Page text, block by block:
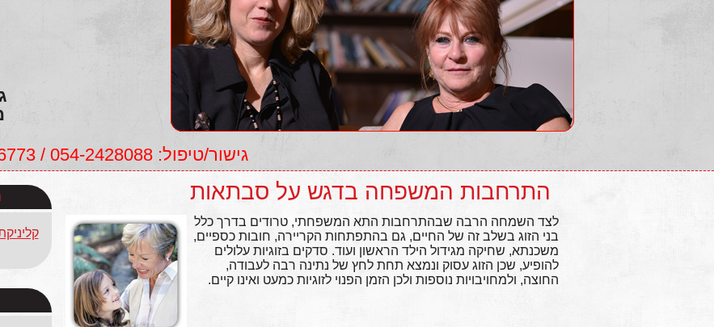
גישור/טיפול: 054-2428088 / 054-4956773, לימודים: 054-4768892
התרחבות המשפחה בדגש על סבתאות
לצד השמחה הרבה שבהתרחבות התא המשפחתי, טרודים בדרך כלל
בני הזוג בשלב זה של החיים, גם בהתפתחות הקריירה, חובות כספיים,
משכנתא, שחיקה מגידול הילד הראשון ועוד. סדקים בזוגיות עלולים
להופיע, שכן הזוג עסוק ונמצא תחת לחץ של נתינה רבה לעבודה,
החוצה, ולמחויבויות נוספות ולכן הזמן הפנוי לזוגיות כמעט ואינו קיים.